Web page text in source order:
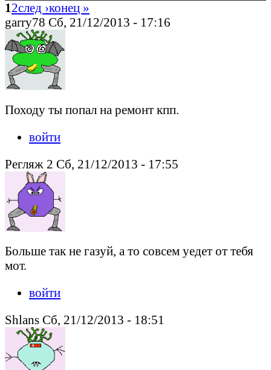
12след ›конец »
garry78 Сб, 21/12/2013 - 17:16
Походу ты попал на ремонт кпп.
войти
Регляж 2 Сб, 21/12/2013 - 17:55
Больше так не газуй, а то совсем уедет от тебя
мот.
войти
Shlans Сб, 21/12/2013 - 18:51